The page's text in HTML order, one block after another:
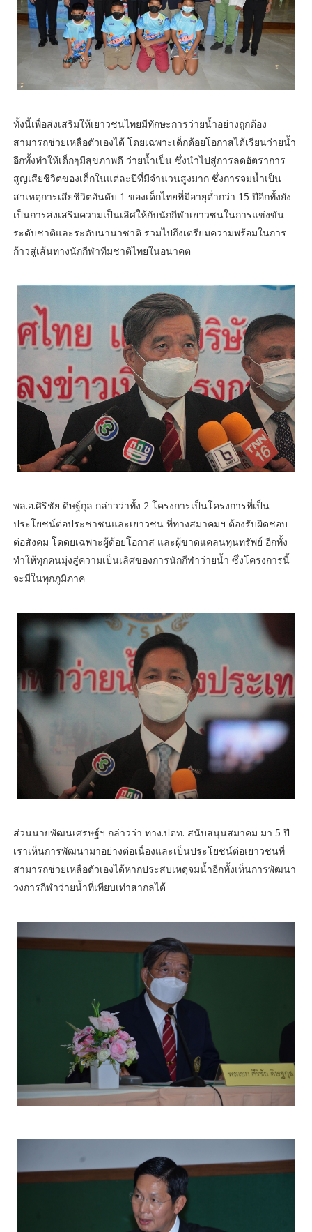
ทั้งนี้เพื่อส่งเสริมให้เยาวชนไทยมีทักษะการว่ายน้ำอย่างถูกต้อง
สามารถช่วยเหลือตัวเองได้ โดยเฉพาะเด็กด้อยโอกาสได้เรียนว่ายน้ำ
อีกทั้งทำให้เด็กๆมีสุขภาพดี ว่ายน้ำเป็น ซึ่งนำไปสู่การลดอัตราการ
สูญเสียชีวิตของเด็กในแต่ละปีที่มีจำนวนสูงมาก ซึ่งการจมน้ำเป็น
สาเหตุการเสียชีวิตอันดับ 1 ของเด็กไทยที่มีอายุต่ำกว่า 15 ปีอีกทั้งยัง
เป็นการส่งเสริมความเป็นเลิศให้กับนักกีฬาเยาวชนในการแข่งขัน
ระดับชาติและระดับนานาชาติ รวมไปถึงเตรียมความพร้อมในการ
ก้าวสู่เส้นทางนักกีฬาทีมชาติไทยในอนาคต
พล.อ.ศิริชัย ดิษฐ์กุล กล่าวว่าทั้ง 2 โครงการเป็นโครงการที่เป็น
ประโยชน์ต่อประชาชนและเยาวชน ที่ทางสมาคมฯ ต้องรับผิดชอบ
ต่อสังคม โดดยเฉพาะผู้ด้อยโอกาส และผู้ขาดแคลนทุนทรัพย์ อีกทั้ง
ทำให้ทุกคนมุ่งสู่ความเป็นเลิศของการนักกีฬา​ว่ายน้ำ ซึ่งโครงการนี้
จะมีในทุกภูมิภาค
ส่วนนายพัฒนเศรษฐ์ฯ กล่าวว่า ทาง.ปตท. สนับสนุนสมาคม มา 5 ปี
เราเห็นการพัฒนามาอย่างต่อเนื่องและเป็นประโยชน์ต่อเยาวชนที่
สามารถช่วยเหลือตัวเองได้หากประสบเหตุจมน้ำอีกทั้งเห็นการพัฒนา
วงการกีฬาว่ายน้ำที่เทียบเท่าสากลได้